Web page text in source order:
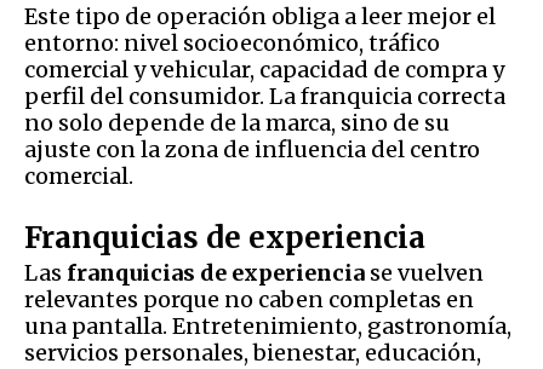
Este tipo de operación obliga a leer mejor el
entorno: nivel socioeconómico, tráfico
comercial y vehicular, capacidad de compra y
perfil del consumidor. La franquicia correcta
no solo depende de la marca, sino de su
ajuste con la zona de influencia del centro
comercial.
Franquicias de experiencia
Las franquicias de experiencia se vuelven
relevantes porque no caben completas en
una pantalla. Entretenimiento, gastronomía,
servicios personales, bienestar, educación,